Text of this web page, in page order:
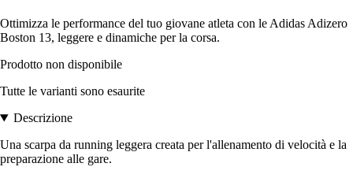
Ottimizza le performance del tuo giovane atleta con le Adidas Adizero
Boston 13, leggere e dinamiche per la corsa.
Prodotto non disponibile
Tutte le varianti sono esaurite
Descrizione
Una scarpa da running leggera creata per l'allenamento di velocità e la
preparazione alle gare.